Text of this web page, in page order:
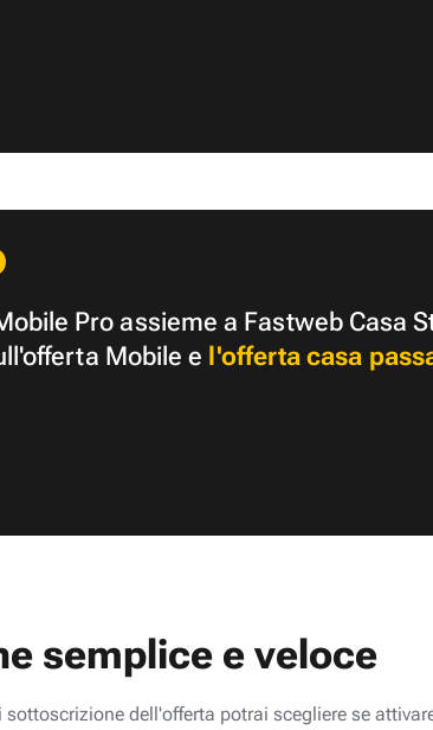
Pro assieme a Fastweb Casa
Mobile e l'offerta casa
semplice e veloce
sottoscrizione dell'offerta potrai scegliere se